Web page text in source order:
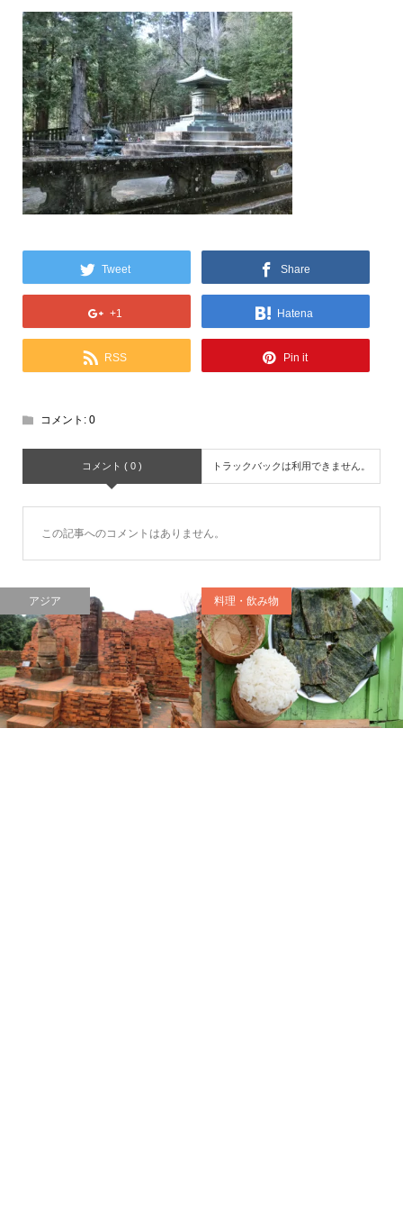
Tweet Share
+1 Hatena
RSS Pin it
コメント: 0
コメント ( 0 ) トラックバックは利用できません。
この記事へのコメントはありません。
アジア 料理・飲み物